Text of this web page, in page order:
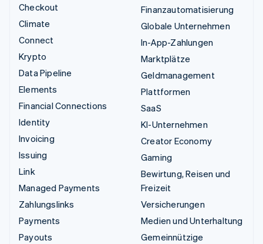
Checkout
Climate
Connect
Krypto
Data Pipeline
Elements
Financial Connections
Identity
Invoicing
Issuing
Link
Managed Payments
Zahlungslinks
Payments
Payouts
Finanzautomatisierung
Globale Unternehmen
In-App-Zahlungen
Marktplätze
Geldmanagement
Plattformen
SaaS
KI-Unternehmen
Creator Economy
Gaming
Bewirtung, Reisen und
Freizeit
Versicherungen
Medien und Unterhaltung
Gemeinnützige